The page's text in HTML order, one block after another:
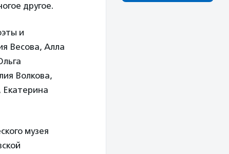
другое.
и
Весова, Алла
Волкова,
музея